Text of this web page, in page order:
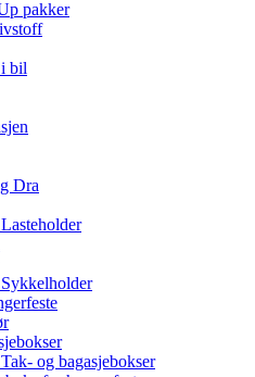
pakker
bil
Dra
Lasteholder
Sykkelholder
Tak- og bagasjebokser